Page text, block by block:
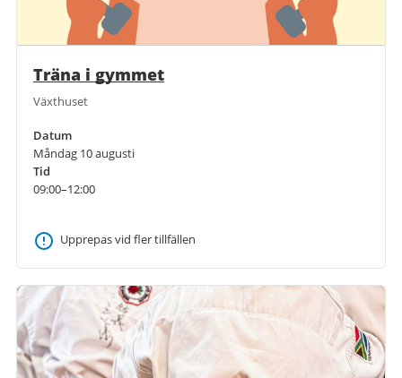
Träna i gymmet
Växthuset
Datum
Måndag 10 augusti
Tid
09:00–12:00
Upprepas vid fler tillfällen